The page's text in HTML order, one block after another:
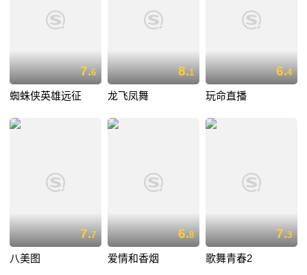
7.6
蜘蛛侠英雄远征
8.1
龙飞凤舞
6.4
玩命直播
7.7
八美图
6.8
爱情和香烟
7.3
歌舞青春2